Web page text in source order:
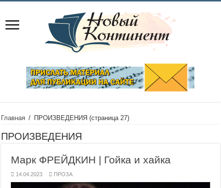
Главная / ПРОИЗВЕДЕНИЯ (страница 27)
ПРОИЗВЕДЕНИЯ
Марк ФРЕЙДКИН | Гойка и хайка
14.04.2023 ПРОЗА